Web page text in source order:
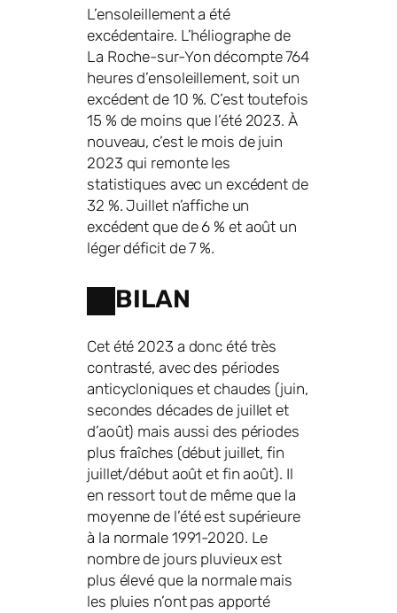
L’ensoleillement a été
excédentaire. L’héliographe de
La Roche-sur-Yon décompte 764
heures d’ensoleillement, soit un
excédent de 10 %. C’est toutefois
15 % de moins que l’été 2023. À
nouveau, c’est le mois de juin
2023 qui remonte les
statistiques avec un excédent de
32 %. Juillet n’affiche un
excédent que de 6 % et août un
léger déficit de 7 %.
BILAN
Cet été 2023 a donc été très
contrasté, avec des périodes
anticycloniques et chaudes (juin,
secondes décades de juillet et
d’août) mais aussi des périodes
plus fraîches (début juillet, fin
juillet/début août et fin août). Il
en ressort tout de même que la
moyenne de l’été est supérieure
à la normale 1991-2020. Le
nombre de jours pluvieux est
plus élevé que la normale mais
les pluies n’ont pas apporté